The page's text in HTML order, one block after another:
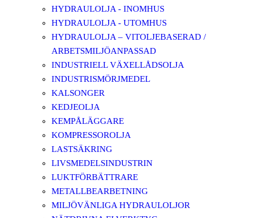
HYDRAULOLJA - INOMHUS
HYDRAULOLJA - UTOMHUS
HYDRAULOLJA – VITOLJEBASERAD /
ARBETSMILJÖANPASSAD
INDUSTRIELL VÄXELLÅDSOLJA
INDUSTRISMÖRJMEDEL
KALSONGER
KEDJEOLJA
KEMPÅLÄGGARE
KOMPRESSOROLJA
LASTSÄKRING
LIVSMEDELSINDUSTRIN
LUKTFÖRBÄTTRARE
METALLBEARBETNING
MILJÖVÄNLIGA HYDRAULOLJOR